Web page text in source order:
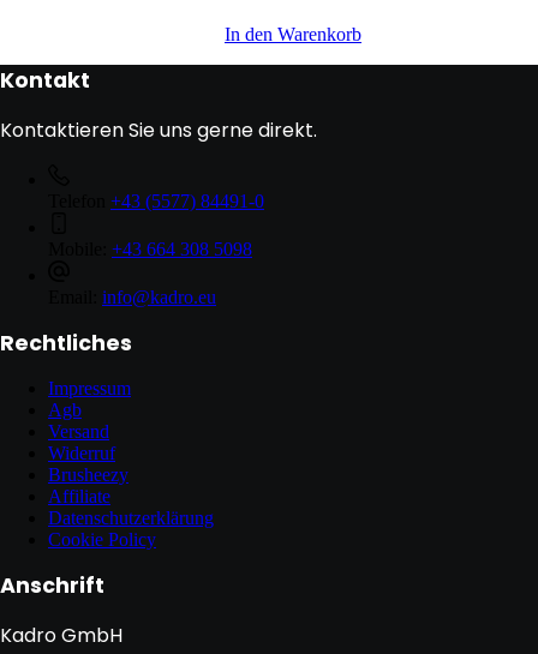
In den Warenkorb
Kontakt
Kontaktieren Sie uns gerne direkt.
+43 (5577) 84491-0
+43 664 308 5098
info@kadro.eu
Rechtliches
Impressum
Agb
Versand
Widerruf
Brusheezy
Affiliate
Datenschutzerklärung
Cookie Policy
Anschrift
Kadro GmbH